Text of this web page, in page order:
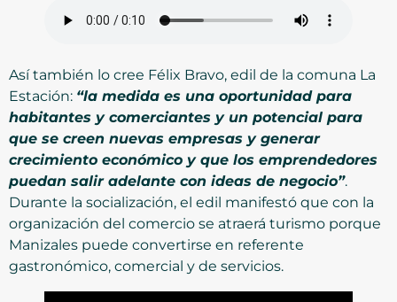
Así también lo cree Félix Bravo, edil de la comuna La
Estación: “la medida es una oportunidad para
habitantes y comerciantes y un potencial para
que se creen nuevas empresas y generar
crecimiento económico y que los emprendedores
puedan salir adelante con ideas de negocio”.
Durante la socialización, el edil manifestó que con la
organización del comercio se atraerá turismo porque
Manizales puede convertirse en referente
gastronómico, comercial y de servicios.